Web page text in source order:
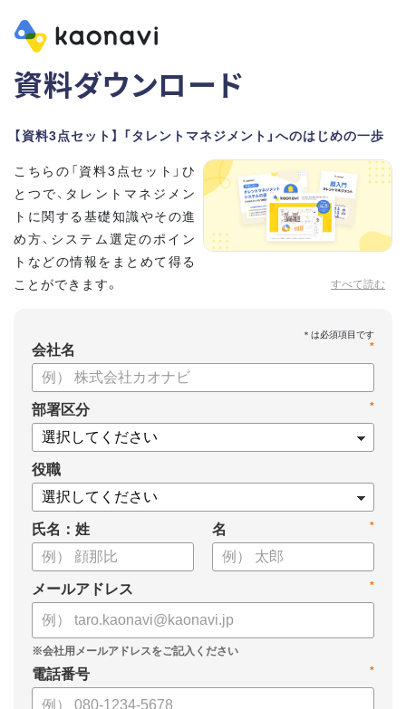
資料ダウンロード
【資料3点セット】 「タレントマネジメント」へのはじめの一歩
すべて読む
こちらの「資料3点セット」ひ
とつで、タレントマネジメン
トに関する基礎知識やその進
め方、システム選定のポイン
トなどの情報をまとめて得る
ことができます。
【資料セット内容】
・超入門タレントマネジメント
・タレントマネジメントシステムの選び方
・タレントマネジメントシステム「カオナビ」の説明資料
*
会社名
*
部署区分
役職
氏名：姓 *
名
*
メールアドレス
*
電話番号